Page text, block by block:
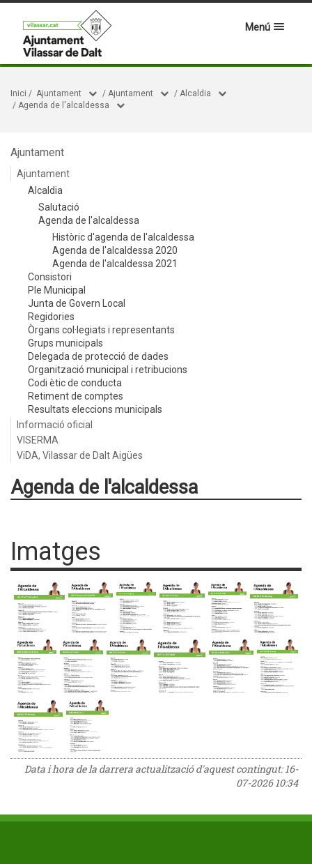
Menú
Inici / Ajuntament / Ajuntament / Alcaldia
/ Agenda de l'alcaldessa
Ajuntament
Ajuntament
Alcaldia
Salutació
Agenda de l'alcaldessa
Històric d'agenda de l'alcaldessa
Agenda de l'alcaldessa 2020
Agenda de l'alcaldessa 2021
Consistori
Ple Municipal
Junta de Govern Local
Regidories
Òrgans col·legiats i representants
Grups municipals
Delegada de protecció de dades
Organització municipal i retribucions
Codi ètic de conducta
Retiment de comptes
Resultats eleccions municipals
Informació oficial
VISERMA
ViDA, Vilassar de Dalt Aigües
Agenda de l'alcaldessa
Imatges
Data i hora de la darrera actualització d'aquest contingut:16-
07-2026 10:34